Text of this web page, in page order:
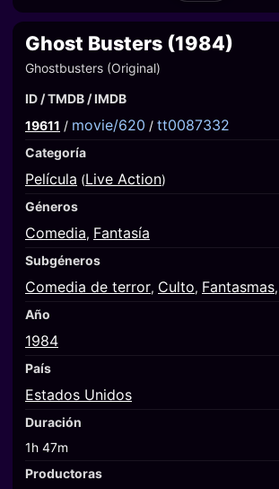
Ghost Busters (1984)
Ghostbusters (Original)
ID / TMDB / IMDB
19611 / movie/620 / tt0087332
Categoría
Película (Live Action)
Géneros
Comedia, Fantasía
Subgéneros
Comedia de terror, Culto, Fantasmas,
Año
1984
País
Estados Unidos
Duración
1h 47m
Productoras